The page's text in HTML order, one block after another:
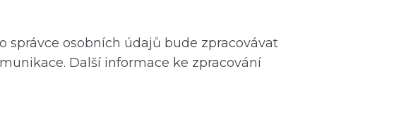
správce osobních údajů bude zpracovávat
Další informace ke zpracování